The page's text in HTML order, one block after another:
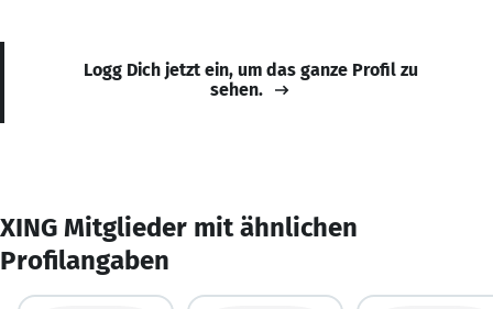
Logg Dich jetzt ein, um das ganze Profil zu
sehen.
XING Mitglieder mit ähnlichen
Profilangaben